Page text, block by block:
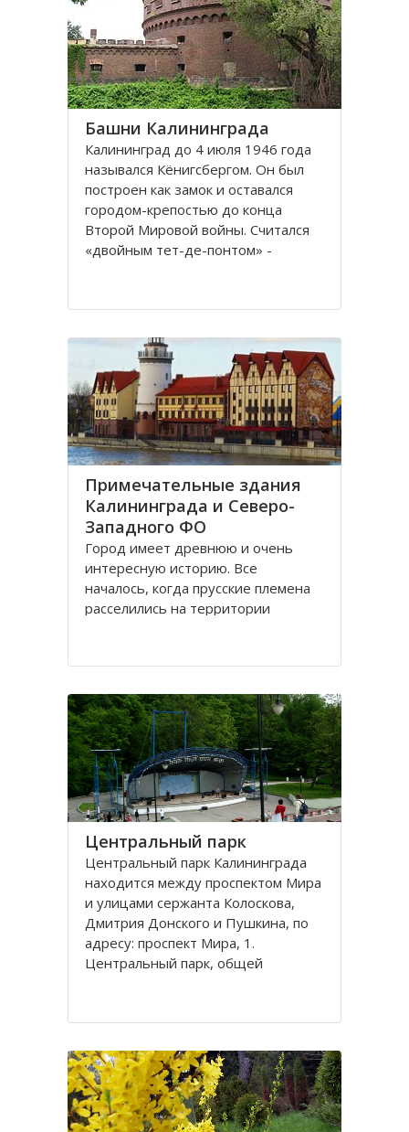
представлены прекрасные
Башни Калининграда
Калининград до 4 июля 1946 года
назывался Кёнигсбергом. Он был
построен как замок и оставался
городом-крепостью до конца
Второй Мировой войны. Считался
«двойным тет-де-понтом» -
истории, сохранилось много арок и
Примечательные здания
Калининграда и Северо-
Западного ФО
Город имеет древнюю и очень
интересную историю. Все
началось, когда прусские племена
расселились на территории
-крепость. Многие сооружения
Сегодня это самый западный
мегаполис России. Ежегодно сюда
Центральный парк
Центральный парк Калининграда
находится между проспектом Мира
и улицами сержанта Колоскова,
Дмитрия Донского и Пушкина, по
адресу: проспект Мира, 1.
Центральный парк, общей
прусского королевства парка
альтштадского кладбища